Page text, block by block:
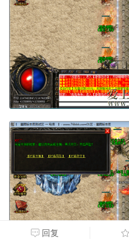
回复